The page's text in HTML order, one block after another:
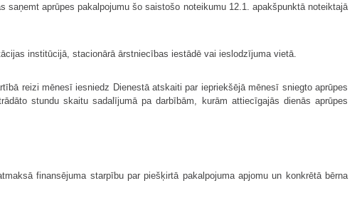
aprūpes pakalpojumu šo saistošo noteikumu 12.1. apakšpunktā noteiktajā
institūcijā, stacionārā ārstniecības iestādē vai ieslodzījuma vietā.
reizi mēnesī iesniedz Dienestā atskaiti par iepriekšējā mēnesī sniegto aprūpes
stundu skaitu sadalījumā pa darbībām, kurām attiecīgajās dienās aprūpes
finansējuma starpību par piešķirtā pakalpojuma apjomu un konkrētā bērna